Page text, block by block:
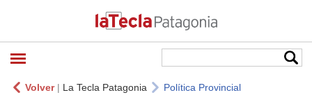
Volver| La Tecla Patagonia Política Provincial